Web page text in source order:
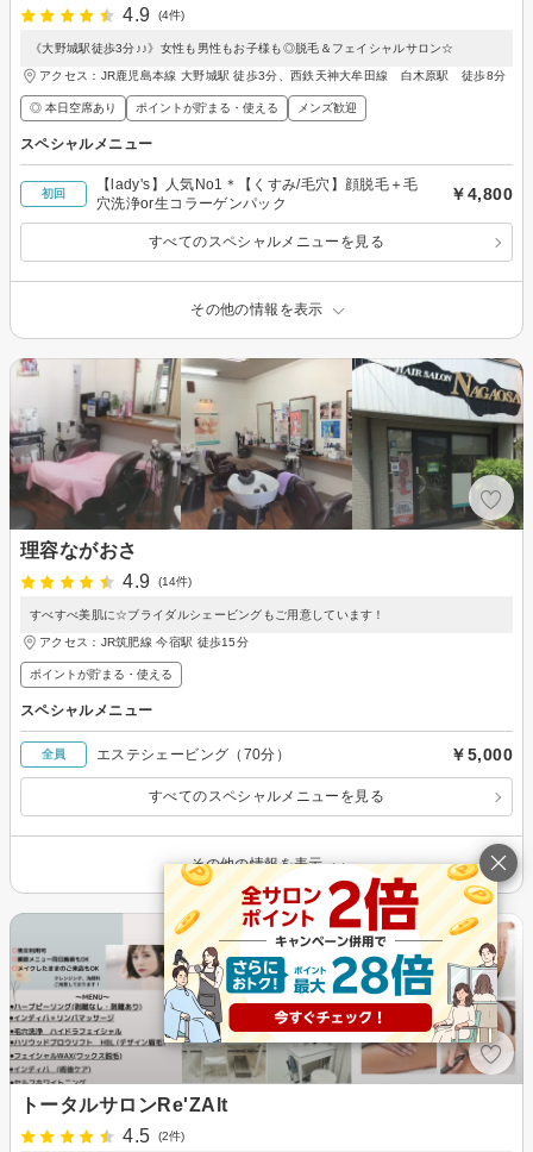
4.9
(4件)
《大野城駅徒歩3分♪♪》女性も男性もお子様も◎脱毛＆フェイシャルサロン☆
アクセス：JR鹿児島本線 大野城駅 徒歩3分、西鉄天神大牟田線 白木原駅 徒歩8分
◎ 本日空席あり ポイントが貯まる・使える メンズ歓迎
スペシャルメニュー
初回
【lady's】人気No1＊【くすみ/毛穴】顔脱毛＋毛
穴洗浄or生コラーゲンパック
￥4,800
すべてのスペシャルメニューを見る
その他の情報を表示
理容ながおさ
4.9
(14件)
すべすべ美肌に☆ブライダルシェービングもご用意しています！
アクセス：JR筑肥線 今宿駅 徒歩15分
ポイントが貯まる・使える
スペシャルメニュー
全員 エステシェービング（70分） ￥5,000
すべてのスペシャルメニューを見る
その他の情報を表示
トータルサロンRe'ZAlt
4.5
(2件)